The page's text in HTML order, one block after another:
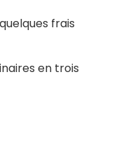
frais
en trois